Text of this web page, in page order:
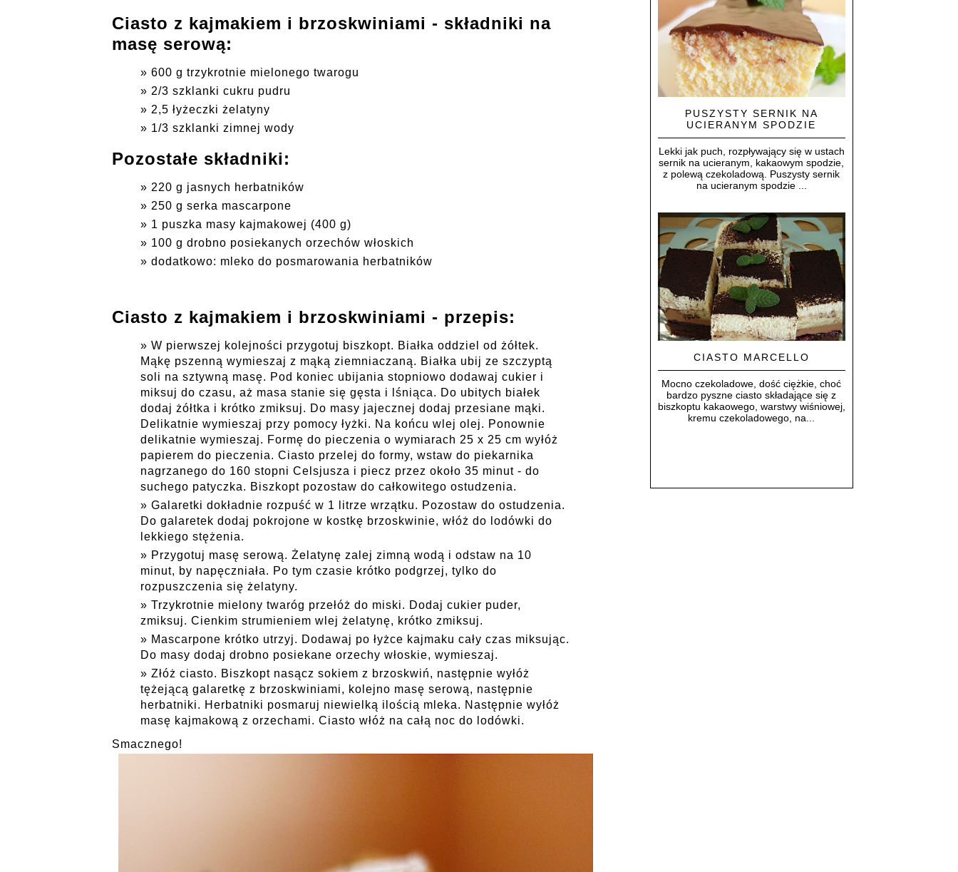
Ciasto z kajmakiem i brzoskwiniami - składniki na
masę serową:
600 g trzykrotnie mielonego twarogu
2/3 szklanki cukru pudru
2,5 łyżeczki żelatyny
1/3 szklanki zimnej wody
Pozostałe składniki:
220 g jasnych herbatników
250 g serka mascarpone
1 puszka masy kajmakowej (400 g)
100 g drobno posiekanych orzechów włoskich
dodatkowo: mleko do posmarowania herbatników
Ciasto z kajmakiem i brzoskwiniami - przepis:
W pierwszej kolejności przygotuj biszkopt. Białka oddziel od żółtek.
Mąkę pszenną wymieszaj z mąką ziemniaczaną. Białka ubij ze szczyptą
soli na sztywną masę. Pod koniec ubijania stopniowo dodawaj cukier i
miksuj do czasu, aż masa stanie się gęsta i lśniąca. Do ubitych białek
dodaj żółtka i krótko zmiksuj. Do masy jajecznej dodaj przesiane mąki.
Delikatnie wymieszaj przy pomocy łyżki. Na końcu wlej olej. Ponownie
delikatnie wymieszaj. Formę do pieczenia o wymiarach 25 x 25 cm wyłóż
papierem do pieczenia. Ciasto przelej do formy, wstaw do piekarnika
nagrzanego do 160 stopni Celsjusza i piecz przez około 35 minut - do
suchego patyczka. Biszkopt pozostaw do całkowitego ostudzenia.
Galaretki dokładnie rozpuść w 1 litrze wrzątku. Pozostaw do ostudzenia.
Do galaretek dodaj pokrojone w kostkę brzoskwinie, włóż do lodówki do
lekkiego stężenia.
Przygotuj masę serową. Żelatynę zalej zimną wodą i odstaw na 10
minut, by napęczniała. Po tym czasie krótko podgrzej, tylko do
rozpuszczenia się żelatyny.
Trzykrotnie mielony twaróg przełóż do miski. Dodaj cukier puder,
zmiksuj. Cienkim strumieniem wlej żelatynę, krótko zmiksuj.
Mascarpone krótko utrzyj. Dodawaj po łyżce kajmaku cały czas miksując.
Do masy dodaj drobno posiekane orzechy włoskie, wymieszaj.
Złóż ciasto. Biszkopt nasącz sokiem z brzoskwiń, następnie wyłóż
tężejącą galaretkę z brzoskwiniami, kolejno masę serową, następnie
herbatniki. Herbatniki posmaruj niewielką ilością mleka. Następnie wyłóż
masę kajmakową z orzechami. Ciasto włóż na całą noc do lodówki.
Smacznego!
PUSZYSTY SERNIK NA
UCIERANYM SPODZIE
Lekki jak puch, rozpływający się w ustach
sernik na ucieranym, kakaowym spodzie,
z polewą czekoladową. Puszysty sernik
na ucieranym spodzie ...
CIASTO MARCELLO
Mocno czekoladowe, dość ciężkie, choć
bardzo pyszne ciasto składające się z
biszkoptu kakaowego, warstwy wiśniowej,
kremu czekoladowego, na...